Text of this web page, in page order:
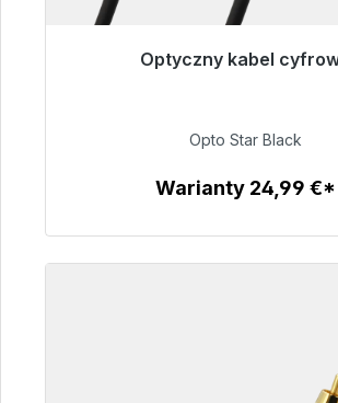
Optyczny kabel
Gotowy do natychmiastowej
93,00 €
Opto Star Black
Warianty 24,99 €*